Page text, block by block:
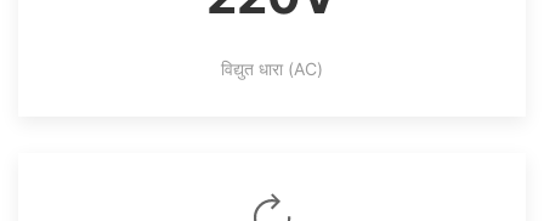
विद्युत धारा (AC)